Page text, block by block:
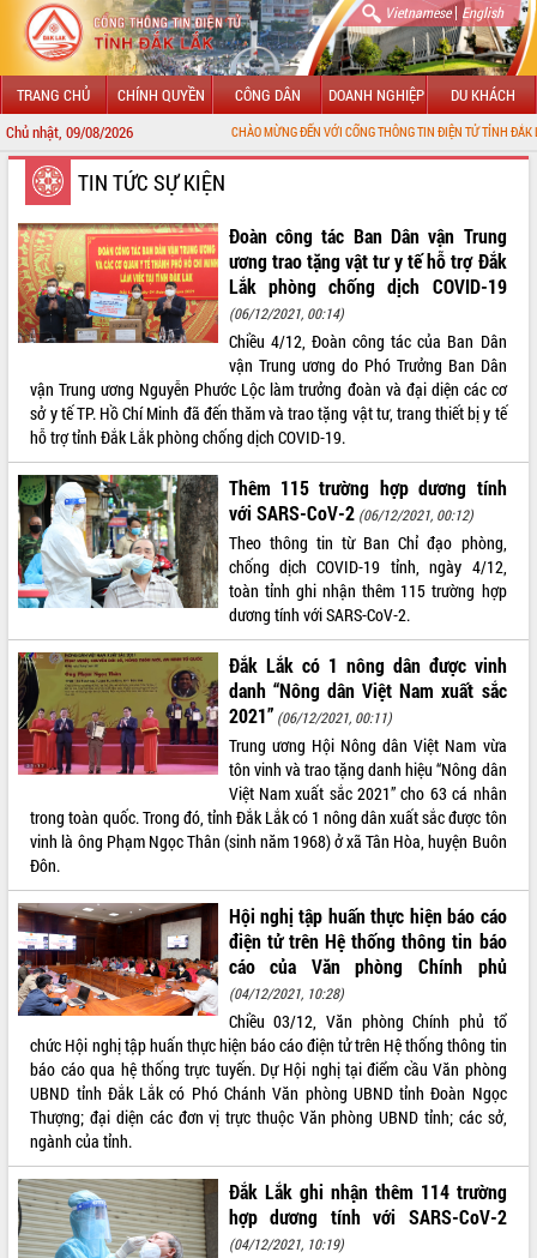
Vietnamese| English
TRANG CHỦ CHÍNH QUYỀN CÔNG DÂN DOANH NGHIỆP DU KHÁCH
Chủ nhật, 09/08/2026CHÀO MỪNG ĐẾN VỚI CỔNG THÔNG TIN ĐIỆN TỬ TỈNH ĐẮK LẮK
GIỚI THIỆU
LÃNH ĐẠO UBND TỈNH
TIN TỨC SỰ KIỆN
SỞ, BAN, NGÀNH
THÔNG TIN CHỈ ĐẠO ĐIỀU HÀNH
HỆ THỐNG VĂN BẢN
VĂN BẢN HĐND TỈNH
ĐIỂM TIN VĂN BẢN
VIDEO
TIN TỨC SỰ KIỆN
Đoàn công tác Ban Dân vận Trung
ương trao tặng vật tư y tế hỗ trợ Đắk
Lắk phòng chống dịch COVID-19
(06/12/2021, 00:14)
Chiều 4/12, Đoàn công tác của Ban Dân
vận Trung ương do Phó Trưởng Ban Dân
vận Trung ương Nguyễn Phước Lộc làm trưởng đoàn và đại diện các cơ
sở y tế TP. Hồ Chí Minh đã đến thăm và trao tặng vật tư, trang thiết bị y tế
hỗ trợ tỉnh Đắk Lắk phòng chống dịch COVID-19.
Thêm 115 trường hợp dương tính
với SARS-CoV-2 (06/12/2021, 00:12)
Theo thông tin từ Ban Chỉ đạo phòng,
chống dịch COVID-19 tỉnh, ngày 4/12,
toàn tỉnh ghi nhận thêm 115 trường hợp
dương tính với SARS-CoV-2.
Đắk Lắk có 1 nông dân được vinh
danh “Nông dân Việt Nam xuất sắc
2021” (06/12/2021, 00:11)
Trung ương Hội Nông dân Việt Nam vừa
tôn vinh và trao tặng danh hiệu “Nông dân
Việt Nam xuất sắc 2021” cho 63 cá nhân
trong toàn quốc. Trong đó, tỉnh Đắk Lắk có 1 nông dân xuất sắc được tôn
vinh là ông Phạm Ngọc Thân (sinh năm 1968) ở xã Tân Hòa, huyện Buôn
Đôn.
Hội nghị tập huấn thực hiện báo cáo
điện tử trên Hệ thống thông tin báo
cáo của Văn phòng Chính phủ
(04/12/2021, 10:28)
Chiều 03/12, Văn phòng Chính phủ tổ
chức Hội nghị tập huấn thực hiện báo cáo điện tử trên Hệ thống thông tin
báo cáo qua hệ thống trực tuyến. Dự Hội nghị tại điểm cầu Văn phòng
UBND tỉnh Đắk Lắk có Phó Chánh Văn phòng UBND tỉnh Đoàn Ngọc
Thượng; đại diện các đơn vị trực thuộc Văn phòng UBND tỉnh; các sở,
ngành của tỉnh.
Đắk Lắk ghi nhận thêm 114 trường
hợp dương tính với SARS-CoV-2
(04/12/2021, 10:19)